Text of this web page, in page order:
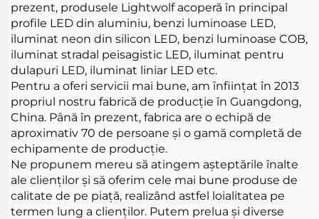
prezent, produsele Lightwolf acoperă în principal
profile LED din aluminiu, benzi luminoase LED,
iluminat neon din silicon LED, benzi luminoase COB,
iluminat stradal peisagistic LED, iluminat pentru
dulapuri LED, iluminat liniar LED etc.
Pentru a oferi servicii mai bune, am înființat în 2013
propriul nostru fabrică de producție în Guangdong,
China. Până în prezent, fabrica are o echipă de
aproximativ 70 de persoane și o gamă completă de
echipamente de producție.
Ne propunem mereu să atingem așteptările înalte
ale clienților și să oferim cele mai bune produse de
calitate de pe piață, realizând astfel loialitatea pe
termen lung a clienților. Putem prelua și diverse